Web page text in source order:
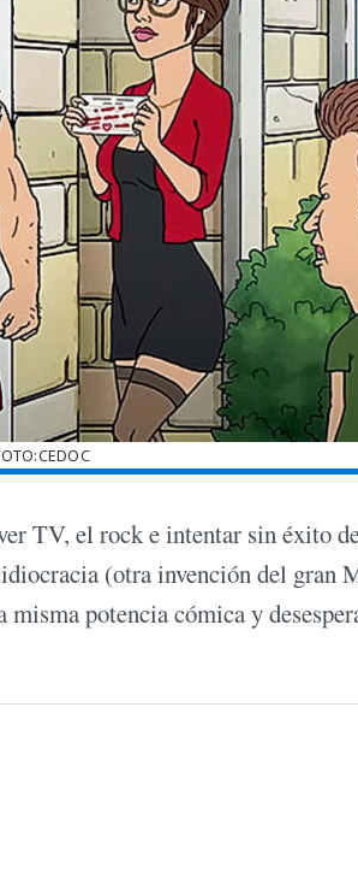
TV, el rock e intentar sin éxito
(otra invención del gran
potencia cómica y